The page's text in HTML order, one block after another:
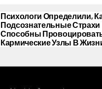
Психологи Определили,
Подсознательные Страхи
Способны
Кармические Узлы В